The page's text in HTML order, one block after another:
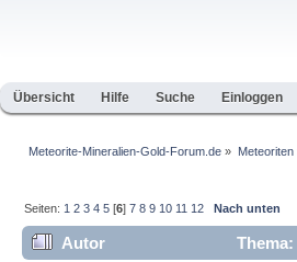
Übersicht Hilfe Suche Einloggen
Meteorite-Mineralien-Gold-Forum.de » Meteoriten
Seiten: 1 2 3 4 5 [6]7 8 9 10 11 12 Nach unten
Autor